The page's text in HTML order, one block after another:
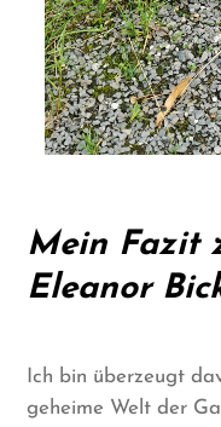
Mein Fazit
Eleanor
Ich bin überzeugt
geheime Welt der